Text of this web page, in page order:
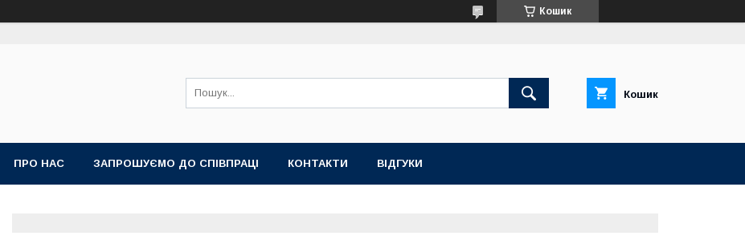
Кошик
Кошик
ПРО НАС ЗАПРОШУЄМО ДО СПІВПРАЦІ КОНТАКТИ ВІДГУКИ